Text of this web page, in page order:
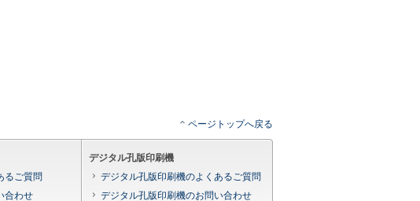
ページトップへ戻る
るご質問
合わせ
デジタル孔版印刷機
デジタル孔版印刷機のよくあるご質問
デジタル孔版印刷機のお問い合わせ